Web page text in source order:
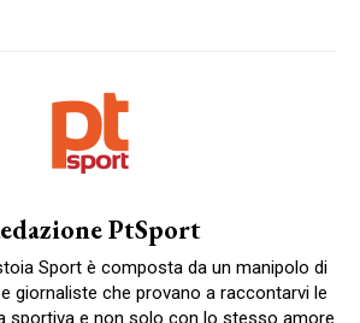
PtSport
Sport è composta da un manipolo di
giornaliste che provano a raccontarvi le
sportiva e non solo con lo stesso amore